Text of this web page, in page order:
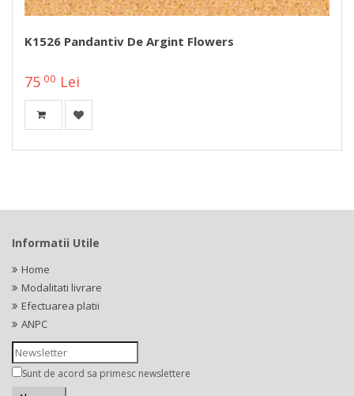
K1526 Pandantiv De Argint Flowers
75 00 Lei
Informatii Utile
Home
Modalitati livrare
Efectuarea platii
ANPC
Sunt de acord sa primesc newslettere